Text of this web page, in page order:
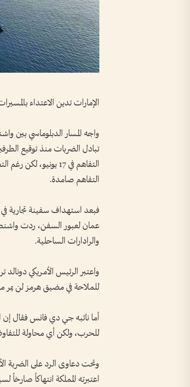
الإمارات تدين الاعتداء
واجه المسار الدبلوماسي بين
تبادل الضربات منذ توقيع
التفاهم في 17
التفاهم صامدة.
فبعد استهداف سفينة تجارية
عمان لعبور السفن، ردت
والرادارات الساحلية.
واعتبر الرئيس الأمريكي
للملاحة في مضيق هرمز لن
أما نائبه جي دي فانس فقال إن
للحرب، ولكن أي محاولة
وتحت دعاوى الرد على الضربة
اعتبرته المملكة انتهاكاً صارخاً